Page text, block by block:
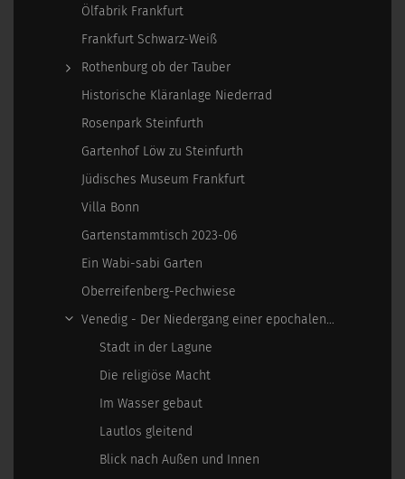
Ölfabrik Frankfurt
Frankfurt Schwarz-Weiß
Rothenburg ob der Tauber
Historische Kläranlage Niederrad
Rosenpark Steinfurth
Gartenhof Löw zu Steinfurth
Jüdisches Museum Frankfurt
Villa Bonn
Gartenstammtisch 2023-06
Ein Wabi-sabi Garten
Oberreifenberg-Pechwiese
Venedig - Der Niedergang einer epochalen Macht
Stadt in der Lagune
Die religiöse Macht
Im Wasser gebaut
Lautlos gleitend
Blick nach Außen und Innen